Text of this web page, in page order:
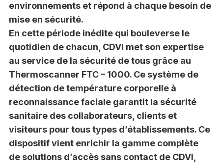
environnements et répond à chaque besoin de
mise en sécurité.
En cette période inédite qui bouleverse le
quotidien de chacun, CDVI met son expertise
au service de la sécurité de tous grâce au
Thermoscanner FTC – 1000. Ce système de
détection de température corporelle à
reconnaissance faciale garantit la sécurité
sanitaire des collaborateurs, clients et
visiteurs pour tous types d’établissements. Ce
dispositif vient enrichir la gamme complète
de solutions d’accès sans contact de CDVI,